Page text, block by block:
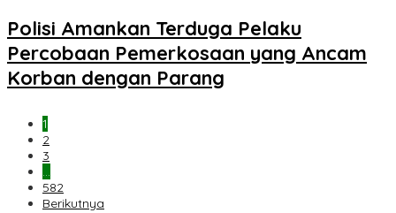
Polisi Amankan Terduga Pelaku
Percobaan Pemerkosaan yang Ancam
Korban dengan Parang
1
2
3
…
582
Berikutnya